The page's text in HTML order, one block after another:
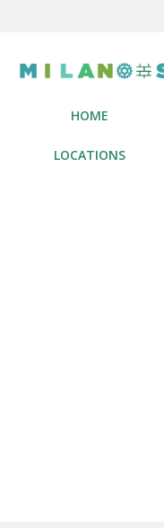
HOME
LOCATIONS